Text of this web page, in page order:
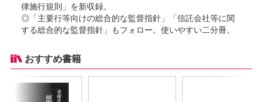
律施行規則」を新収録。
◎「主要行等向けの総合的な監督指針」「信託会社等に関
する総合的な監督指針」もフォロー。使いやすい二分冊。
おすすめ書籍